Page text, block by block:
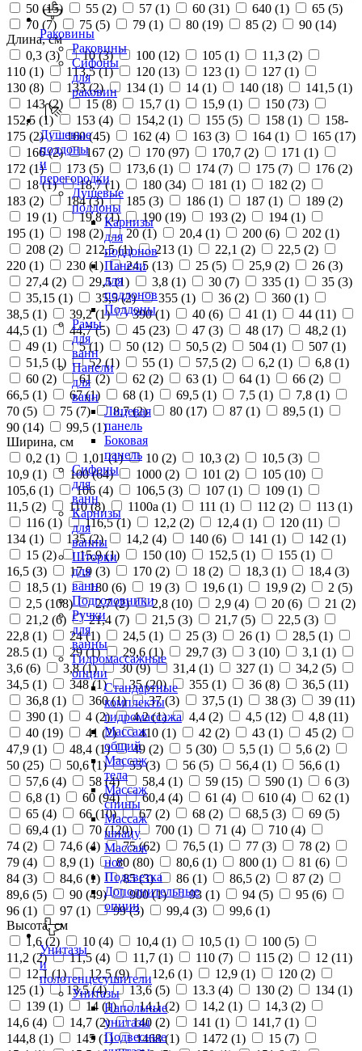
Раковины
Раковины
Сифоны
для
раковин
Душевые
поддоны
и
перегородки
Душевые
поддоны
Карнизы
для
поддонов
Панели
для
поддонов
Поддоны
Рамы
для
ванн
Панели
для
ванн
Лицевая
панель
Боковая
панель
Сифоны
для
ванн
Карнизы
для
ванны
Шторки
для
ванн
Подголовники
Ручки
для
ванны
Гидромассажные
опции
Стандартные
комплекты
гидромассажа
Массаж
общий
Массаж
тела
Массаж
спины
Массаж
шиацу
Массаж
ног
Подсветка
Дополнительные
опции
Унитазы
и
полотенцесушители
Унитазы
Напольные
унитазы
Подвесные
50 (15) 55 (2) 57 (1) 60 (31) 640 (1) 65 (5)
70 (7) 75 (5) 79 (1) 80 (19) 85 (2) 90 (14)
Длина, см
0,3 (3) 10 (3) 100 (12) 105 (1) 11,3 (2)
110 (1) 113,5 (1) 120 (13) 123 (1) 127 (1)
130 (8) 133 (2) 134 (1) 14 (1) 140 (18) 141,5 (1)
143 (2) 15 (8) 15,7 (1) 15,9 (1) 150 (73)
152,5 (1) 153 (4) 154,2 (1) 155 (5) 158 (1)
158-
175 (2) 160 (45) 162 (4) 163 (3) 164 (1) 165 (17)
166 (2) 167 (2) 170 (97) 170,7 (2) 171 (1)
172 (1) 173 (5) 173,6 (1) 174 (7) 175 (7) 176 (2)
18 (1) 18,7 (1) 180 (34) 181 (1) 182 (2)
183 (2) 184 (3) 185 (3) 186 (1) 187 (1) 189 (2)
19 (1) 19,8 (1) 190 (19) 193 (2) 194 (1)
195 (1) 198 (2) 20 (1) 20,4 (1) 200 (6) 202 (1)
208 (2) 212,5 (1) 213 (1) 22,1 (2) 22,5 (2)
220 (1) 230 (1) 24,5 (13) 25 (5) 25,9 (2) 26 (3)
27,4 (2) 29,5 (1) 3,8 (1) 30 (7) 335 (1) 35 (3)
35,15 (1) 35,5 (2) 355 (1) 36 (2) 360 (1)
38,5 (1) 39,2 (1) 390 (1) 40 (6) 41 (1) 44 (11)
44,5 (1) 44,7 (5) 45 (23) 47 (3) 48 (17) 48,2 (1)
49 (1) 5 (1) 50 (12) 50,5 (2) 504 (1) 507 (1)
51,5 (1) 52 (1) 55 (1) 57,5 (2) 6,2 (1) 6,8 (1)
60 (2) 61 (2) 62 (2) 63 (1) 64 (1) 66 (2)
66,5 (1) 67 (1) 68 (1) 69,5 (1) 7,5 (1) 7,8 (1)
70 (5) 75 (7) 8,7 (2) 80 (17) 87 (1) 89,5 (1)
90 (14) 99,5 (1)
Ширина, см
0,2 (1) 1,01 (1) 10 (2) 10,3 (2) 10,5 (3)
10,9 (1) 100 (64) 1000 (2) 101 (2) 105 (10)
105,6 (1) 106 (4) 106,5 (3) 107 (1) 109 (1)
11,5 (2) 110 (8) 1100а (1) 111 (1) 112 (2) 113 (1)
116 (1) 116,5 (1) 12,2 (2) 12,4 (1) 120 (11)
134 (1) 135 (2) 14,2 (4) 140 (6) 141 (1) 142 (1)
15 (2) 15,9 (1) 150 (10) 152,5 (1) 155 (1)
16,5 (3) 17,9 (3) 170 (2) 18 (2) 18,3 (1) 18,4 (3)
18,5 (1) 180 (6) 19 (3) 19,6 (1) 19,9 (2) 2 (5)
2,5 (108) 2,7 (2) 2,8 (10) 2,9 (4) 20 (6) 21 (2)
21,2 (6) 21,4 (7) 21,5 (3) 21,7 (5) 22,5 (3)
22,8 (1) 24 (1) 24,5 (1) 25 (3) 26 (1) 28,5 (1)
28.5 (1) 29 (1) 29,6 (1) 29,7 (3) 3 (10) 3,1 (1)
3,6 (6) 3,8 (1) 30 (9) 31,4 (1) 327 (1) 34,2 (5)
34,5 (1) 348 (1) 35 (20) 355 (1) 36 (8) 36,5 (11)
36,8 (1) 360 (1) 37 (3) 37,5 (1) 38 (3) 39 (11)
390 (1) 4 (2) 4,2 (1) 4,4 (2) 4,5 (12) 4,8 (11)
40 (19) 41 (2) 410 (1) 42 (2) 43 (1) 45 (2)
47,9 (1) 48,4 (1) 49 (2) 5 (30) 5,5 (1) 5,6 (2)
50 (25) 50,6 (1) 55 (3) 56 (5) 56,4 (1) 56,6 (1)
57,6 (4) 58 (4) 58,4 (1) 59 (15) 590 (1) 6 (3)
6,8 (1) 60 (94) 60,4 (4) 61 (4) 610 (4) 62 (1)
65 (4) 66 (10) 67 (2) 68 (2) 68,5 (3) 69 (5)
69,4 (1) 70 (120) 700 (1) 71 (4) 710 (4)
74 (2) 74,6 (4) 75 (62) 76,5 (1) 77 (3) 78 (2)
79 (4) 8,9 (1) 80 (80) 80,6 (1) 800 (1) 81 (6)
84 (3) 84,6 (1) 85 (3) 86 (1) 86,5 (2) 87 (2)
89,6 (5) 90 (49) 900 (1) 93 (1) 94 (5) 95 (6)
96 (1) 97 (1) 99 (3) 99,4 (3) 99,6 (1)
Высота, см
1,6 (2) 10 (4) 10,4 (1) 10,5 (1) 100 (5)
11,2 (2) 11,5 (4) 11,7 (1) 110 (7) 115 (2) 12 (11)
12,1 (1) 12,5 (9) 12,6 (1) 12,9 (1) 120 (2)
125 (1) 13,5 (4) 13,6 (5) 13.3 (4) 130 (2) 134 (1)
139 (1) 14 (1) 14,1 (2) 14,2 (1) 14,3 (2)
14,6 (4) 14,7 (2) 140 (2) 141 (1) 141,7 (1)
144,8 (1) 145 (1) 1468 (1) 1472 (1) 15 (7)